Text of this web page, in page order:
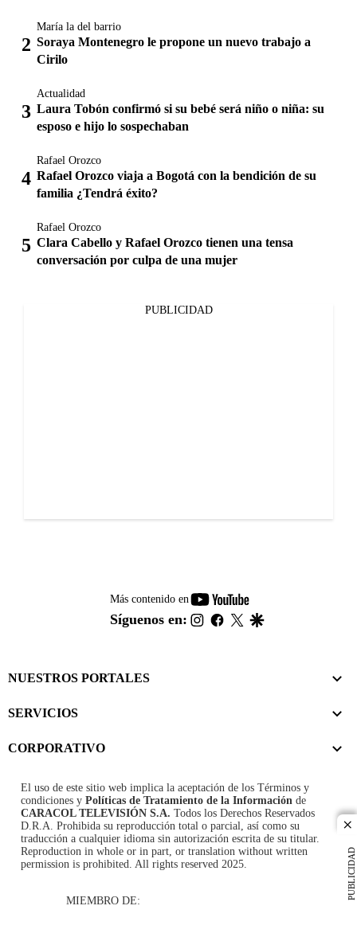
PUBLICIDAD
María la del barrio
Soraya Montenegro le propone un nuevo trabajo a
Cirilo
Actualidad
Laura Tobón confirmó si su bebé será niño o niña: su
esposo e hijo lo sospechaban
Rafael Orozco
Rafael Orozco viaja a Bogotá con la bendición de su
familia ¿Tendrá éxito?
Rafael Orozco
Clara Cabello y Rafael Orozco tienen una tensa
conversación por culpa de una mujer
PUBLICIDAD
Más contenido en
youtube-
footer
Síguenos en: instagram
facebook
twitter
NUESTROS PORTALES
SERVICIOS
CORPORATIVO
El uso de este sitio web implica la aceptación de los Términos y
condiciones y Políticas de Tratamiento de la Información de
CARACOL TELEVISIÓN S.A. Todos los Derechos Reservados
D.R.A. Prohibida su reproducción total o parcial, así como su
traducción a cualquier idioma sin autorización escrita de su titular.
Reproduction in whole or in part, or translation without written
permission is prohibited. All rights reserved 2025.
MIEMBRO DE: